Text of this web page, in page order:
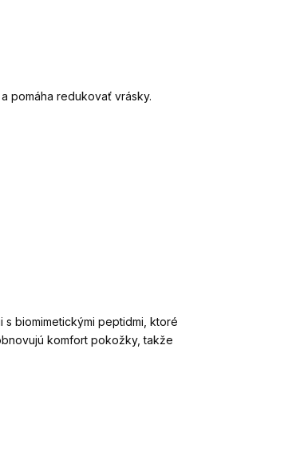
pomáha redukovať vrásky.
s biomimetickými peptidmi, ktoré
komfort pokožky, takže